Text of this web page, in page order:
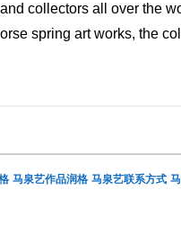
collectors all over the
spring art works, the
马泉艺作品润格 马泉艺联系方式